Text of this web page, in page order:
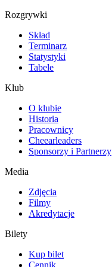
Rozgrywki
Skład
Terminarz
Statystyki
Tabele
Klub
O klubie
Historia
Pracownicy
Cheearleaders
Sponsorzy i Partnerzy
Media
Zdjęcia
Filmy
Akredytacje
Bilety
Kup bilet
Cennik